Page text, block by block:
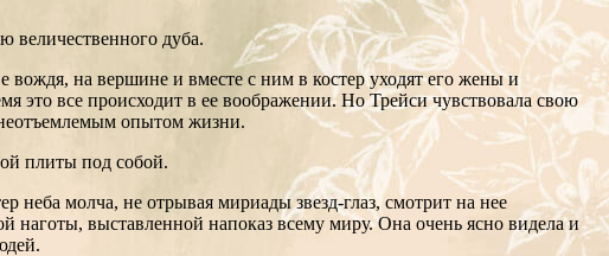
дуба.
на вершине и вместе с ним в костер уходят его жены и
это все происходит в ее воображении. Но Трейси чувствовала свою
опытом жизни.
плиты под собой.
неба молча, не отрывая мириады звезд-глаз, смотрит на нее
наготы, выставленной напоказ всему миру. Она очень ясно видела и